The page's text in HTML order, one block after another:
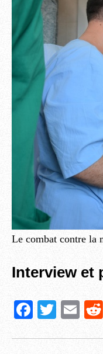
Le combat contre la
Interview et
F
T
E